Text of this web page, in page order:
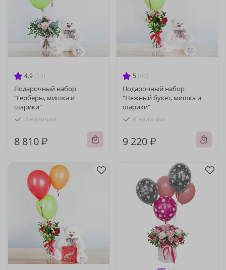
4.9 (54)
Подарочный набор
"Герберы, мишка и
шарики"
В наличии
8 810 ₽
5 (40)
Подарочный набор
"Нежный букет, мишка и
шарики"
В наличии
9 220 ₽